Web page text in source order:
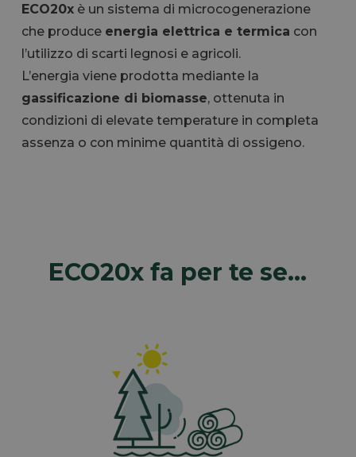
ECO20xè un sistema di microcogenerazione
che produce energia elettrica e termica con
l’utilizzo di scarti legnosi e agricoli.
L’energia viene prodotta mediante la
gassificazione di biomasse, ottenuta in
condizioni di elevate temperature in completa
assenza o con minime quantità di ossigeno.
ECO20x fa per te se…